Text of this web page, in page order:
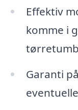
Effektiv
komme i
Garanti